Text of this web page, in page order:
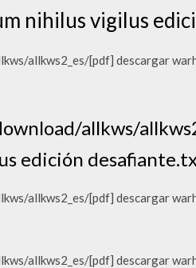
nihilus vigilus
allkws2_es/[pdf] descargar
allkws/
edición
allkws2_es/[pdf] descargar
allkws2_es/[pdf] descargar